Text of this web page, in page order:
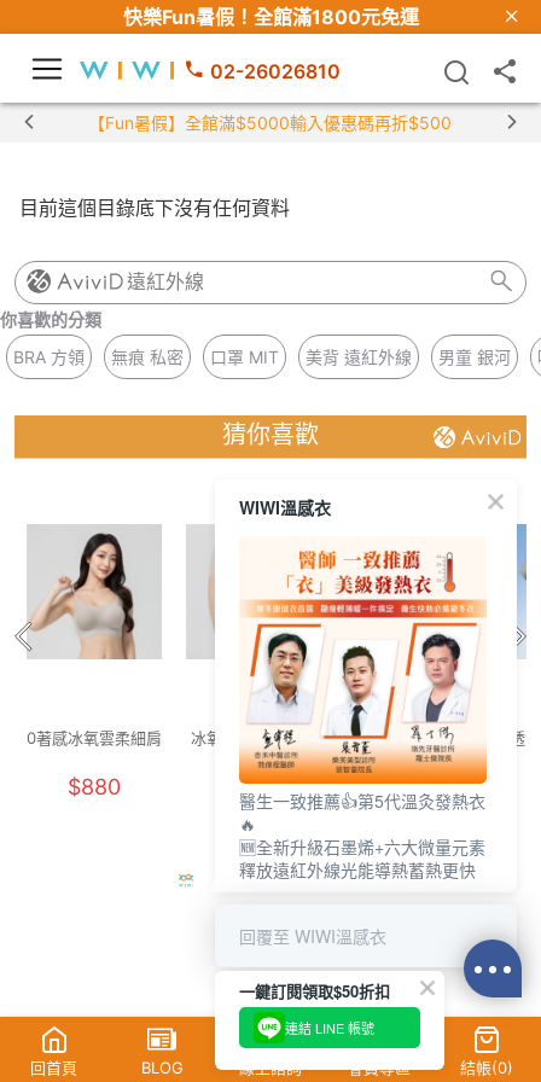
快樂Fun暑假！ 全館滿1800元免運
02-26026810
【Fun暑假】全館滿$5000輸入優惠碼再折$500
目前這個目錄底下沒有任何資料
遠紅外線
你喜歡的分類
BRA 方領
無痕 私密 口罩 MIT 美背 遠紅外線 男童 銀河
猜你喜歡
0著感冰氧雲柔細肩
$880
冰氧雲柔無痕內褲
(燕麥奶 F)
$250
舒活提托美胸無痕
內衣(清新綠 女M-
2XL)
$880
透
回首頁 BLOG 線上諮詢 會員專區 結帳(0)
WIWI溫感衣
醫生一致推薦👍第5代溫灸發熱衣
🔥
🆕全新升級石墨烯+六大微量元素
釋放遠紅外線光能導熱蓄熱更快
回覆至 WIWI溫感衣
一鍵訂閱領取$50折扣
連結 LINE 帳號